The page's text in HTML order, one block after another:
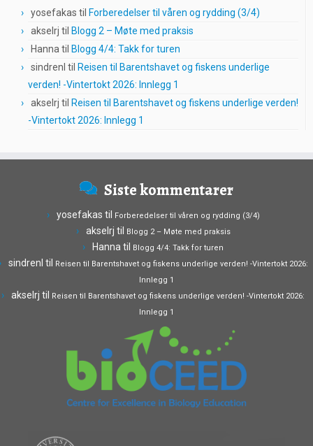
yosefakas til Forberedelser til våren og rydding (3/4)
akselrj til Blogg 2 – Møte med praksis
Hanna til Blogg 4/4: Takk for turen
sindrenl til Reisen til Barentshavet og fiskens underlige
verden! -Vintertokt 2026: Innlegg 1
akselrj til Reisen til Barentshavet og fiskens underlige verden!
-Vintertokt 2026: Innlegg 1
Siste kommentarer
yosefakas til Forberedelser til våren og rydding (3/4)
akselrj til Blogg 2 – Møte med praksis
Hanna til Blogg 4/4: Takk for turen
sindrenl til Reisen til Barentshavet og fiskens underlige verden! -Vintertokt 2026:
Innlegg 1
akselrj til Reisen til Barentshavet og fiskens underlige verden! -Vintertokt 2026:
Innlegg 1